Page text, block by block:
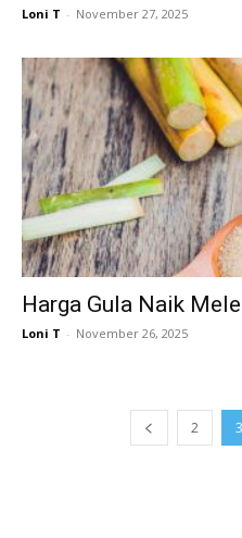
Loni T - November 27, 2025
Harga Gula Naik
Loni T - November 26, 2025
2 3